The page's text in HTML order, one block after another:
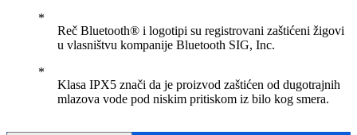
Reč Bluetooth® i logotipi su registrovani zaštićeni žigovi
u vlasništvu kompanije Bluetooth SIG, Inc.
Klasa IPX5 znači da je proizvod zaštićen od dugotrajnih
mlazova vode pod niskim pritiskom iz bilo kog smera.